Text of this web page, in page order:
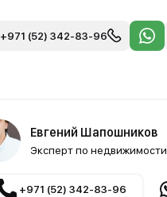
+971 (52) 342-83-96
Евгений Шапошников
Эксперт по недвижимости
+971 (52) 342-83-96